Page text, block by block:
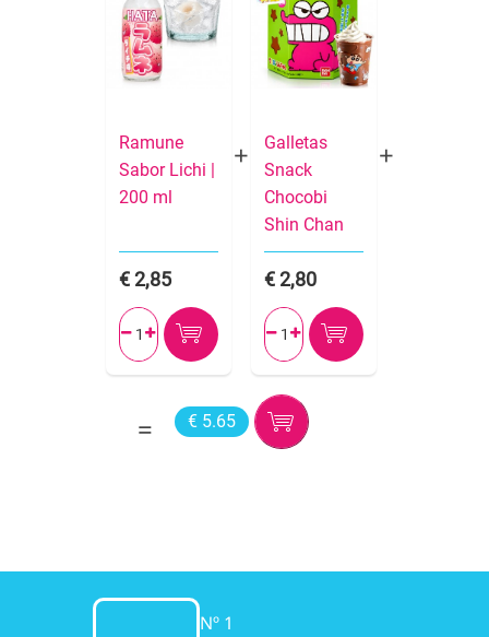
Ramune
Sabor Lichi |
200 ml
2,85
 
Galletas
Snack
Chocobi
Shin Chan
2,80
 
€ 5.65
Nº 1